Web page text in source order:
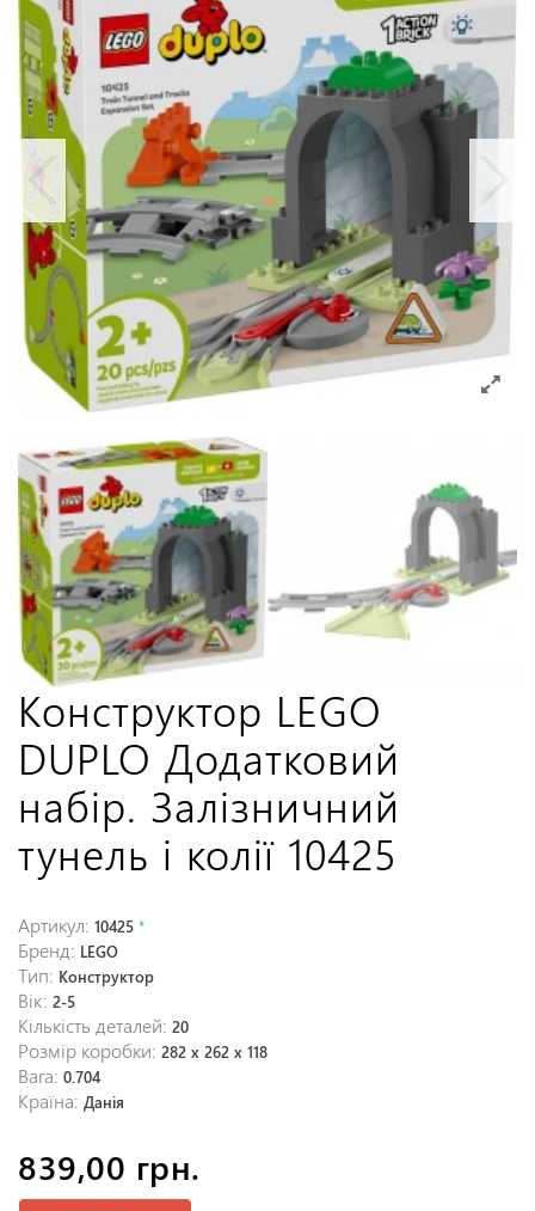
Конструктор LEGO
DUPLO Додатковий
набір. Залізничний
тунель і колії 10425
Артикул: 10425 *
Бренд: LEGO
Тип: Конструктор
Вік: 2-5
Кількість деталей: 20
Розмір коробки: 282 x 262 x 118
Вага: 0.704
Країна: Данія
839,00 грн.